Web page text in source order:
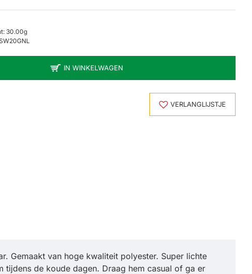
30.00g
IN WINKELWAGEN
VERLANGLIJSTJE
Gemaakt van hoge kwaliteit polyester. Super lichte
de koude dagen. Draag hem casual of ga er